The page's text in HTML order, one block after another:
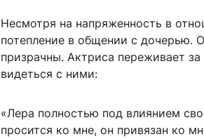
Несмотря на напряженность в
потепление в общении с дочерью.
призрачны. Актриса переживает
видеться с ними:
«Лера полностью под влиянием
просится ко мне, он привязан ко